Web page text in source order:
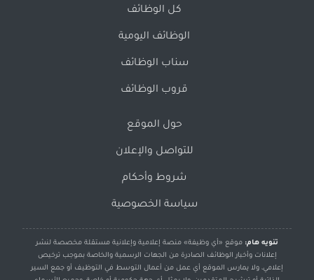
كل الوظائف
الوظائف اليومية
سناب الوظائف
قروب الوظائف
حول الموقع
للتواصل والإعلان
شروط وأحكام
سياسة الخصوصية
تنويه هام: موقع «أي وظيفة» منصة إعلامية وإعلانية مستقلة مخصصة لنشر
إعلانات وأخبار الوظائف الصادرة من الجهات الرسمية والخاصة بموجب ترخيص
إعلامي، ولا يمارس الموقع أي عمل من أعمال التوسط في التوظيف أو جمع السير